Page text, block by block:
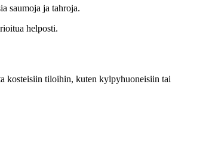
saumoja ja tahroja.
helposti.
kosteisiin tiloihin, kuten kylpyhuoneisiin tai